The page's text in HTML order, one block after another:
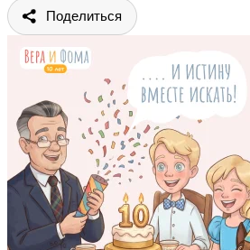
Поделиться